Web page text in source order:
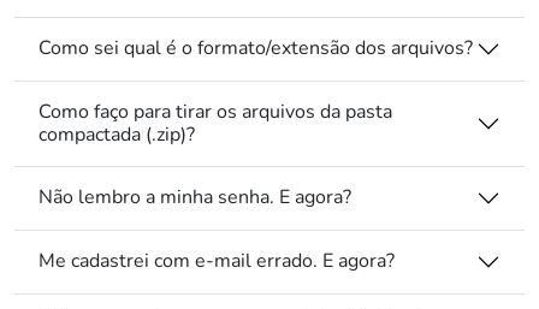
Como sei qual é o formato/extensão dos arquivos?
Como faço para tirar os arquivos da pasta
compactada (.zip)?
Não lembro a minha senha. E agora?
Me cadastrei com e-mail errado. E agora?